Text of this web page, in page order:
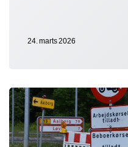
24. marts 2026